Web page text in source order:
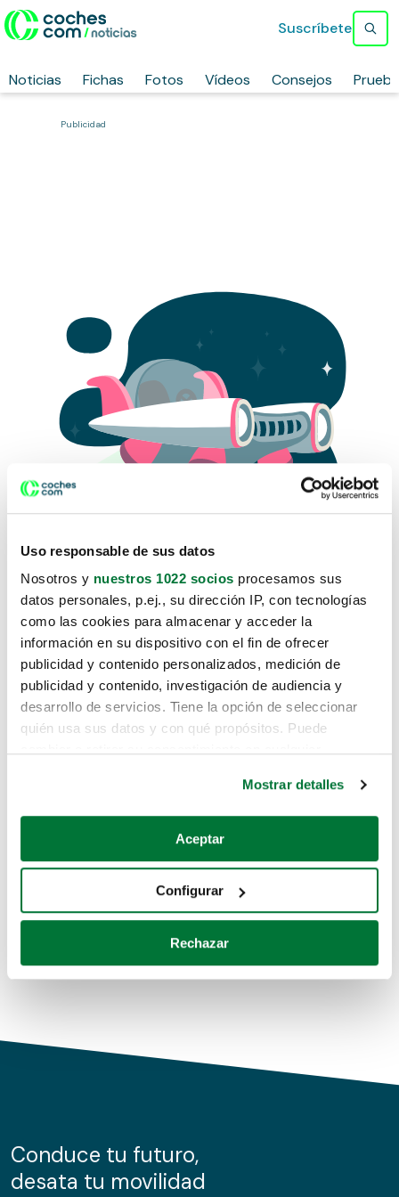
Uso responsable de sus datos
Nosotros y nuestros 1022 socios procesamos sus
datos personales, p.ej., su dirección IP, con tecnologías
como las cookies para almacenar y acceder la
información en su dispositivo con el fin de ofrecer
publicidad y contenido personalizados, medición de
publicidad y contenido, investigación de audiencia y
desarrollo de servicios. Tiene la opción de seleccionar
quién usa sus datos y con qué propósitos. Puede
Si lo permite, también quisiéramos:
Recopilar información sobre su ubicación geográfica
Identificar su dispositivo analizándolo activamente
para buscar características específicas (huellas
Obtenga más información sobre cómo se procesan sus
de cookies.
información sobre el uso que haga del sitio web con
nuestros partners de redes sociales, publicidad y análisis
Mostrar detalles
Aceptar
Configurar
Rechazar
Noticias Fichas Fotos Vídeos Consejos
Suscríbete
Publicidad
Lo sentimos, no sabemos como
te hemos traido hasta aquí.
Pero puedes encontrar el coche que estás
buscando en alguno de estos enlaces:
Coches de segunda mano
Coches de km0
Conduce tu futuro,
desata tu movilidad